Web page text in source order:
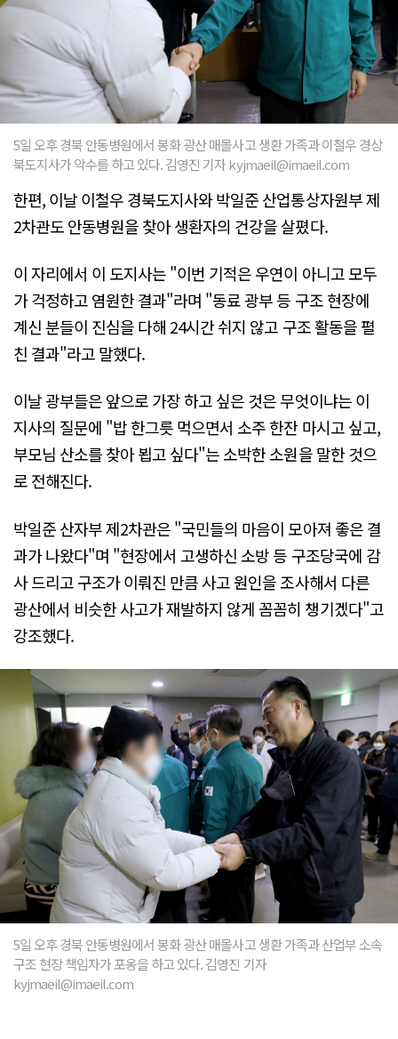
5일 오후 경북 안동병원에서 봉화 광산 매몰사고 생환 가족과 이철우 경상
북도지사가 악수를 하고 있다. 김영진 기자 kyjmaeil@imaeil.com
한편, 이날 이철우 경북도지사와 박일준 산업통상자원부 제
2차관도 안동병원을 찾아 생환자의 건강을 살폈다.
이 자리에서 이 도지사는 "이번 기적은 우연이 아니고 모두
가 걱정하고 염원한 결과"라며 "동료 광부 등 구조 현장에
계신 분들이 진심을 다해 24시간 쉬지 않고 구조 활동을 펼
친 결과"라고 말했다.
이날 광부들은 앞으로 가장 하고 싶은 것은 무엇이냐는 이
지사의 질문에 "밥 한그릇 먹으면서 소주 한잔 마시고 싶고,
부모님 산소를 찾아 뵙고 싶다"는 소박한 소원을 말한 것으
로 전해진다.
박일준 산자부 제2차관은 "국민들의 마음이 모아져 좋은 결
과가 나왔다"며 "현장에서 고생하신 소방 등 구조당국에 감
사 드리고 구조가 이뤄진 만큼 사고 원인을 조사해서 다른
광산에서 비슷한 사고가 재발하지 않게 꼼꼼히 챙기겠다"고
강조했다.
5일 오후 경북 안동병원에서 봉화 광산 매몰사고 생환 가족과 산업부 소속
구조 현장 책임자가 포옹을 하고 있다. 김영진 기자
kyjmaeil@imaeil.com